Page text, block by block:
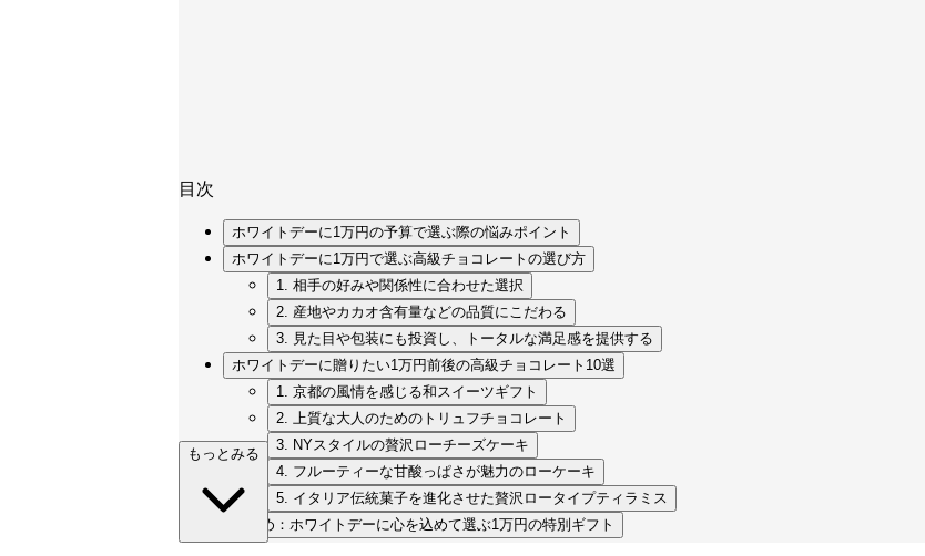
目次
ホワイトデーに1万円の予算で選ぶ際の悩みポイント
ホワイトデーに1万円で選ぶ高級チョコレートの選び方
1. 相手の好みや関係性に合わせた選択
2. 産地やカカオ含有量などの品質にこだわる
3. 見た目や包装にも投資し、トータルな満足感を提供する
ホワイトデーに贈りたい1万円前後の高級チョコレート10選
1. 京都の風情を感じる和スイーツギフト
2. 上質な大人のためのトリュフチョコレート
3. NYスタイルの贅沢ローチーズケーキ
4. フルーティーな甘酸っぱさが魅力のローケーキ
5. イタリア伝統菓子を進化させた贅沢ロータイプティラミス
まとめ：ホワイトデーに心を込めて選ぶ1万円の特別ギフト
もっとみる